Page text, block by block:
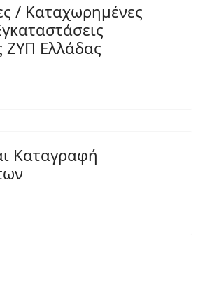
/ Καταχωρημένες
ΖΥΠ Ελλάδας
Καταγραφή